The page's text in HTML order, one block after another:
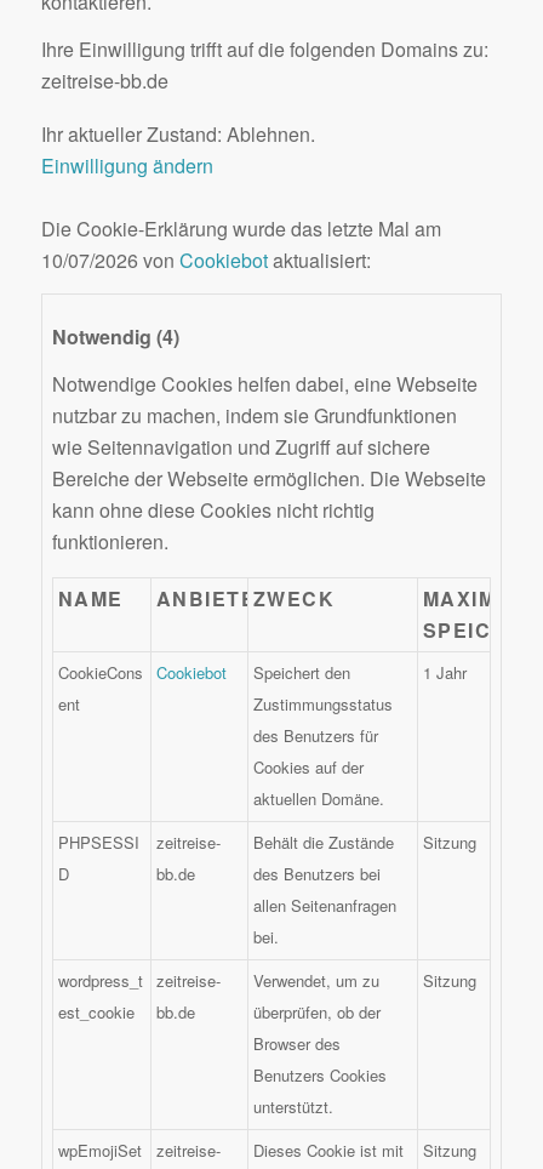
Ihre Einwilligung trifft auf die folgenden Domains zu:
zeitreise-bb.de
Ihr aktueller Zustand: Ablehnen.
Einwilligung ändern
Die Cookie-Erklärung wurde das letzte Mal am
10/07/2026 von Cookiebotaktualisiert:
Notwendig (4)
Notwendige Cookies helfen dabei, eine Webseite
nutzbar zu machen, indem sie Grundfunktionen
wie Seitennavigation und Zugriff auf sichere
Bereiche der Webseite ermöglichen. Die Webseite
kann ohne diese Cookies nicht richtig
funktionieren.
NAME ANBIETERZWECK
MAXIMALE
CookieCons
ent
Cookiebot
Speichert den
Zustimmungsstatus
des Benutzers für
Cookies auf der
aktuellen Domäne.
1 Jahr
PHPSESSI
D
zeitreise-
bb.de
Behält die Zustände
des Benutzers bei
allen Seitenanfragen
bei.
Sitzung
wordpress_t
est_cookie
zeitreise-
bb.de
Verwendet, um zu
überprüfen, ob der
Browser des
Benutzers Cookies
unterstützt.
Sitzung
wpEmojiSet
zeitreise-
Dieses Cookie ist mit
Sitzung